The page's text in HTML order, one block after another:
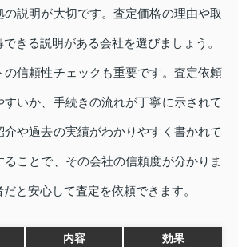
の説明が大切です。査定価格の理由や取
きる説明がある会社を選びましょう。
の信頼性チェックも重要です。査定依頼
いか、手続きの流れが丁寧に示されて
介や過去の実績がわかりやすく書かれて
ことで、その会社の信頼度が分かりま
と安心して査定を依頼できます。
内容 効果